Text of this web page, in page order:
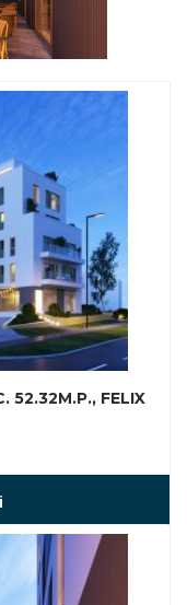
52.32M.P., FELIX